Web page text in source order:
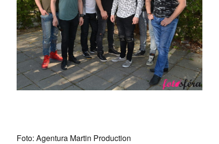
Foto: Agentura Martin Production